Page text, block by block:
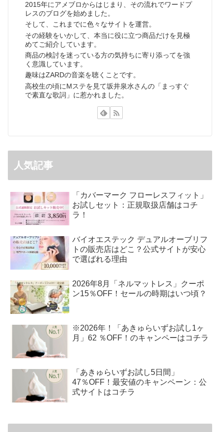
2015年にアメブロからはじまり、その流れでワードプ
レスのブログを始めました。
そして、これまでに色々なサイトを運営。
その経験をいかして、本当に役に立つ商品だけを見極
めてご紹介しています。
商品の検討を迷っている方の気持ちに寄り添ってを強
く意識しています。
趣味はZARDの音楽を聴くことです。
高校生の頃にMステを見て坂井泉水さんの「まっすぐ
で素直な歌詞」に惹かれました。
人気記事
「カバーマーク フローレスフィット」
お試しセット：正規取扱店舗はコチ
ラ！
バイオエステック デュアルオーブリフ
トの販売店はどこ？公式サイトが安心
で選ばれる理由
2026年8月「ネルマットレス」クーポ
ン15％OFF！セールの時期はいつ頃？
※2026年！「あきゅらいずお試し1ヶ
月」62 ％OFF！のキャンペーはコチラ
「あきゅらいずお試し5日間」
47％OFF！最安値のキャンペーン：公
式サイトはコチラ